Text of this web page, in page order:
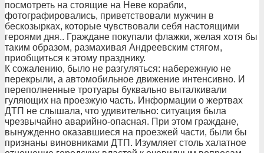
посмотреть на стоящие на Неве корабли,
фотографировались, приветствовали мужчин в
бескозырках, которые чувствовали себя настоящими
героями дня.. Граждане покупали флажки, желая хотя бы
таким образом, размахивая Андреевским стягом,
приобщиться к этому празднику.
К сожалению, было не разгуляться: набережную не
перекрыли, а автомобильное движение интенсивно. И
переполненные тротуары буквально выталкивали
гуляющих на проезжую часть. Информации о жертвах
ДТП не слышала, что удивительно: ситуация была
чрезвычайно аварийно-опасная. При этом граждане,
вынужденно оказавшиеся на проезжей части, были бы
признаны виновниками ДТП. Изумляет столь халатное